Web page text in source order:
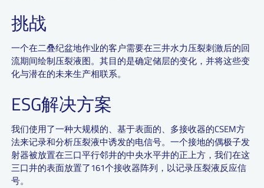
挑战
一个在二叠纪盆地作业的客户需要在三井水力压裂刺激后的回
流期间绘制压裂液图。其目的是确定储层的变化，并将这些变
化与潜在的未来生产相联系。
ESG解决方案
我们使用了一种大规模的、基于表面的、多接收器的CSEM方
法来记录和分析压裂液中诱发的电信号。一个接地的偶极子发
射器被放置在三口平行邻井的中央水平井的正上方，我们在这
三口井的表面放置了161个接收器阵列，以记录压裂液反应信
号。